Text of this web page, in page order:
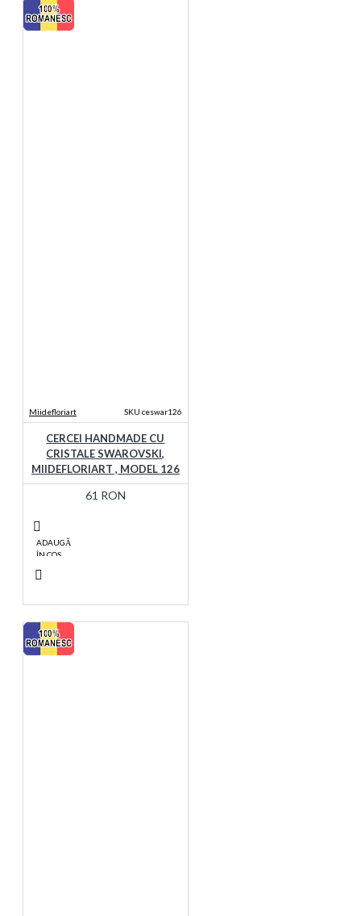
Miidefloriart SKU ceswar126
CERCEI HANDMADE CU
CRISTALE SWAROVSKI,
MIIDEFLORIART , MODEL 126
61 RON
ADAUGĂ
ÎN COŞ